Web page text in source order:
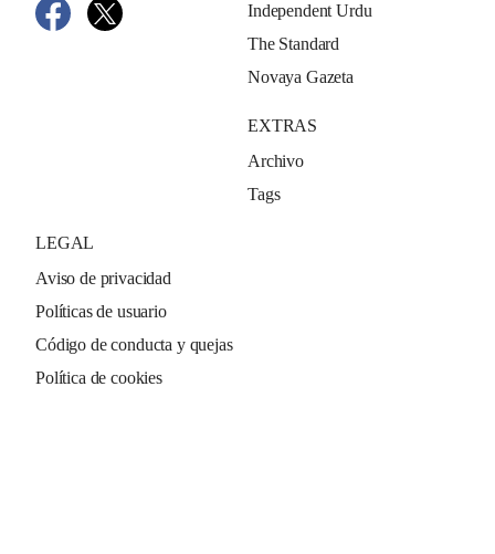
Independent Urdu
The Standard
Novaya Gazeta
EXTRAS
Archivo
Tags
LEGAL
Aviso de privacidad
Políticas de usuario
Código de conducta y quejas
Política de cookies